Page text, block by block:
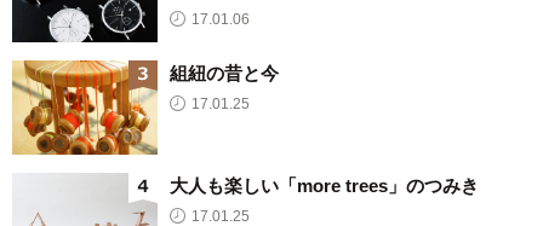
17.01.06
組紐の昔と今
17.01.25
大人も楽しい「more trees」のつみき
17.01.25